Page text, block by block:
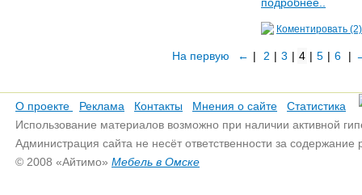
Коментировать (2)
На первую ← | 2 | 3 | 4 | 5 | 6 |
О проекте Реклама Контакты Мнения о сайте
Статистика
Использование материалов возможно при наличии активной
Администрация сайта не несёт ответственности за
© 2008 «Айтимо» Мебель в Омске